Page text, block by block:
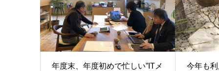
年度末、年度初めで忙しい”ITメ
今年も